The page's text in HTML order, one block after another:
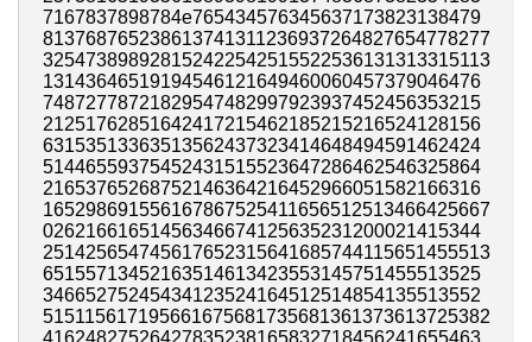
7167837898784e765434576345637173823138479
813768765238613741311236937264827654778277
325473898928152422542515522536131313315113
13143646519194546121649460060457379046476
74872778721829547482997923937452456353215
21251762851642417215462185215216524128156
63153513363513562437323414648494591462424
51446559375452431515523647286462546325864
21653765268752146364216452966051582166316
165298691556167867525411656512513466425667
02621661651456346674125635231200021415344
251425654745617652315641685744115651455513
65155713452163514613423553145751455513525
34665275245434123524164512514854135513552
515115617195661675681735681361373613725382
41624827526427835238165832718456241655463